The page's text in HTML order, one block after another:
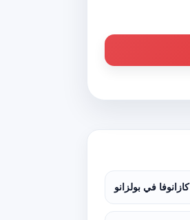
كازانوفا في بولزانو